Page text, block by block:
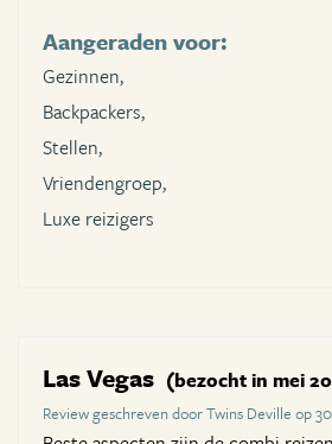
Aangeraden voor:
Gezinnen,
Backpackers,
Stellen,
Vriendengroep,
Luxe reizigers
Las Vegas (bezocht in mei
Review geschreven door Twins Deville op